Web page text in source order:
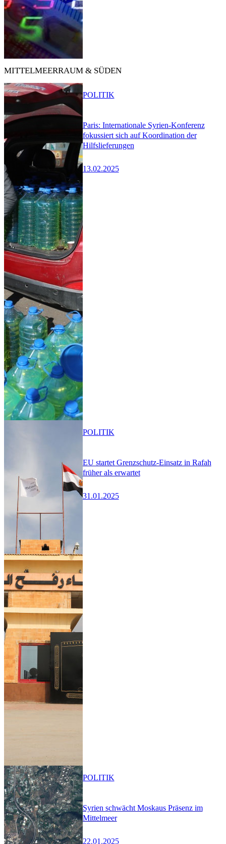
MITTELMEERRAUM & SÜDEN
Paris: Internationale Syrien-Konferenz
fokussiert sich auf Koordination der
Hilfslieferungen
13.02.2025
POLITIK
EU startet Grenzschutz-Einsatz in Rafah
früher als erwartet
31.01.2025
POLITIK
Syrien schwächt Moskaus Präsenz im
Mittelmeer
22.01.2025
POLITIK